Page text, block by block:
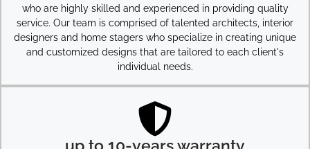
who are highly skilled and experienced in providing quality
service. Our team is comprised of talented architects, interior
designers and home stagers who specialize in creating unique
and customized designs that are tailored to each client's
individual needs.
up to 10-years warranty